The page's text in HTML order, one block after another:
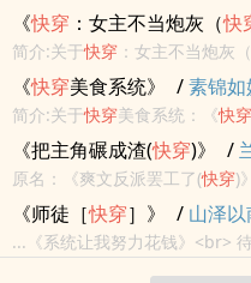
開放式結局
《快穿 ：女主不当炮灰（快
开/ 科幻
简介:关于快穿 ：女主不当炮灰（
重生的？哥哥是胎穿的？闺蜜
灰？不怕不怕，我有车票在手
《快穿美食系统》 /素锦如
简介:关于快穿美食系统：《快穿
异，八二小说网实时更新快穿美
读，书友所发表的快穿美食系
支持快穿 美食...
《把主角碾成渣(快穿)》 /
原名：《爽文反派罢工了(快穿)
惹主角不舒服，被打脸无数次
场。当满级快穿大佬穿成爽文反
他只管自...
《师徒［快穿］》 / 山泽
...
<br> 作者菌基友的坑→<br>快